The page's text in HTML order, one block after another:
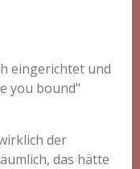
eingerichtet und
you bound"
der
das hätte